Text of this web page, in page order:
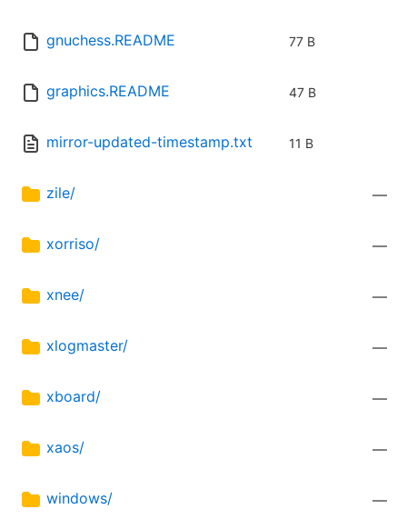
gnuchess.README 77 B
graphics.README 47 B
mirror-updated-timestamp.txt 11 B
zile/ —
xorriso/ —
xnee/ —
xlogmaster/ —
xboard/ —
xaos/ —
windows/ —